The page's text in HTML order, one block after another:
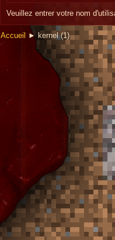
Veuillez entrer votre nom
Accueil ► kernel (1)